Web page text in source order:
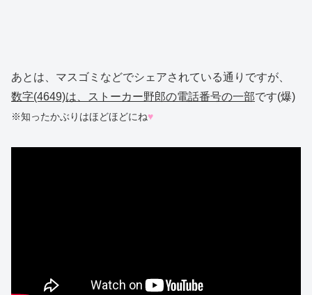
あとは、マスゴミなどでシェアされている通りですが、
数字(4649)は、ストーカー野郎の電話番号の一部です(爆)
※知ったかぶりはほどほどにね♥